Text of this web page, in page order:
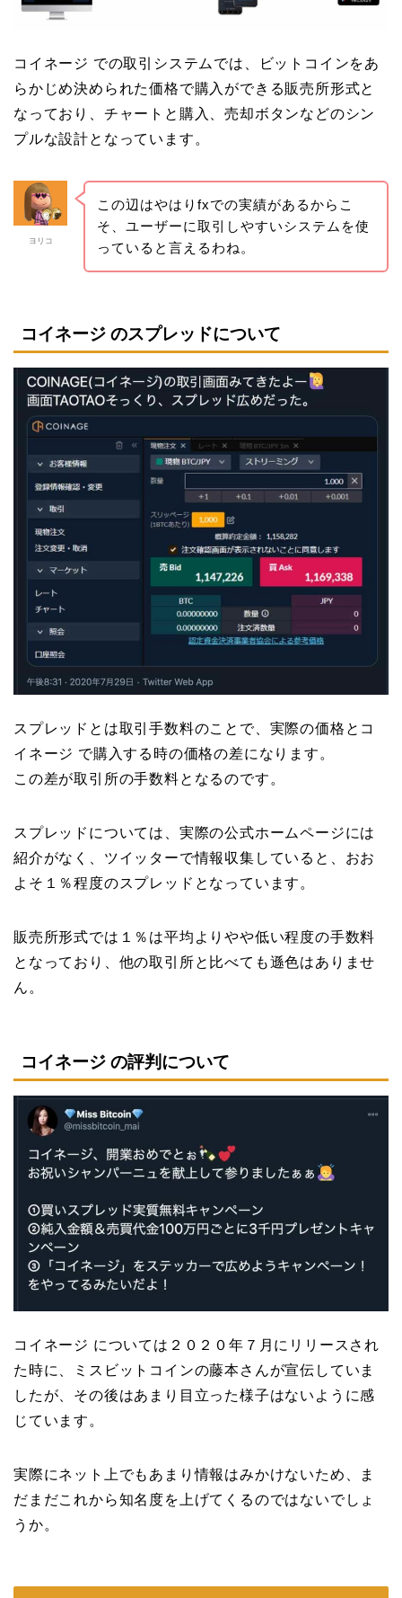
コイネージ での取引システムでは、ビットコインをあ
らかじめ決められた価格で購入ができる販売所形式と
なっており、チャートと購入、売却ボタンなどのシン
プルな設計となっています。
ヨリコ
この辺はやはりfxでの実績があるからこ
そ、ユーザーに取引しやすいシステムを使
っていると言えるわね。
コイネージ のスプレッドについて
スプレッドとは取引手数料のことで、実際の価格とコ
イネージ で購入する時の価格の差になります。
この差が取引所の手数料となるのです。
スプレッドについては、実際の公式ホームページには
紹介がなく、ツイッターで情報収集していると、おお
よそ１％程度のスプレッドとなっています。
販売所形式では１％は平均よりやや低い程度の手数料
となっており、他の取引所と比べても遜色はありませ
ん。
コイネージ の評判について
コイネージ については２０２０年７月にリリースされ
た時に、ミスビットコインの藤本さんが宣伝していま
したが、その後はあまり目立った様子はないように感
じています。
実際にネット上でもあまり情報はみかけないため、ま
だまだこれから知名度を上げてくるのではないでしょ
うか。